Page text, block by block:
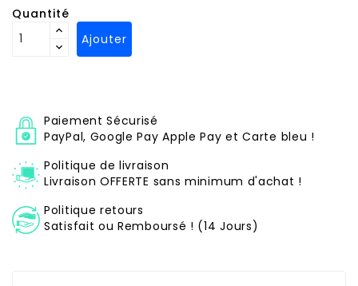
Quantité
Ajouter
Paiement Sécurisé
PayPal, Google Pay Apple Pay et Carte bleu !
Politique de livraison
Livraison OFFERTE sans minimum d'achat !
Politique retours
Satisfait ou Remboursé ! (14 Jours)